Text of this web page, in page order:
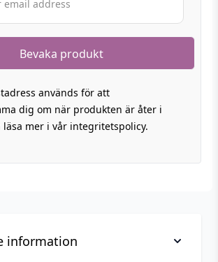
används för att
dig om när produkten är åter i
läsa mer i vår integritetspolicy.
information